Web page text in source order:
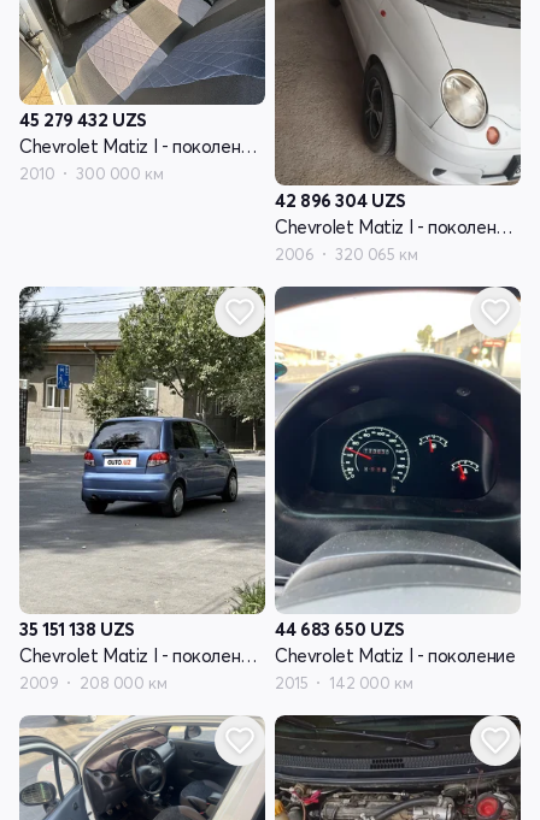
45 279 432 UZS
Chevrolet Matiz I - поколение рестайлинг
2010 300 000 км
42 896 304 UZS
Chevrolet Matiz I - поколение рестайлинг
2006 320 065 км
35 151 138 UZS
Chevrolet Matiz I - поколение рестайлинг
2009 208 000 км
44 683 650 UZS
Chevrolet Matiz I - поколение
2015 142 000 км